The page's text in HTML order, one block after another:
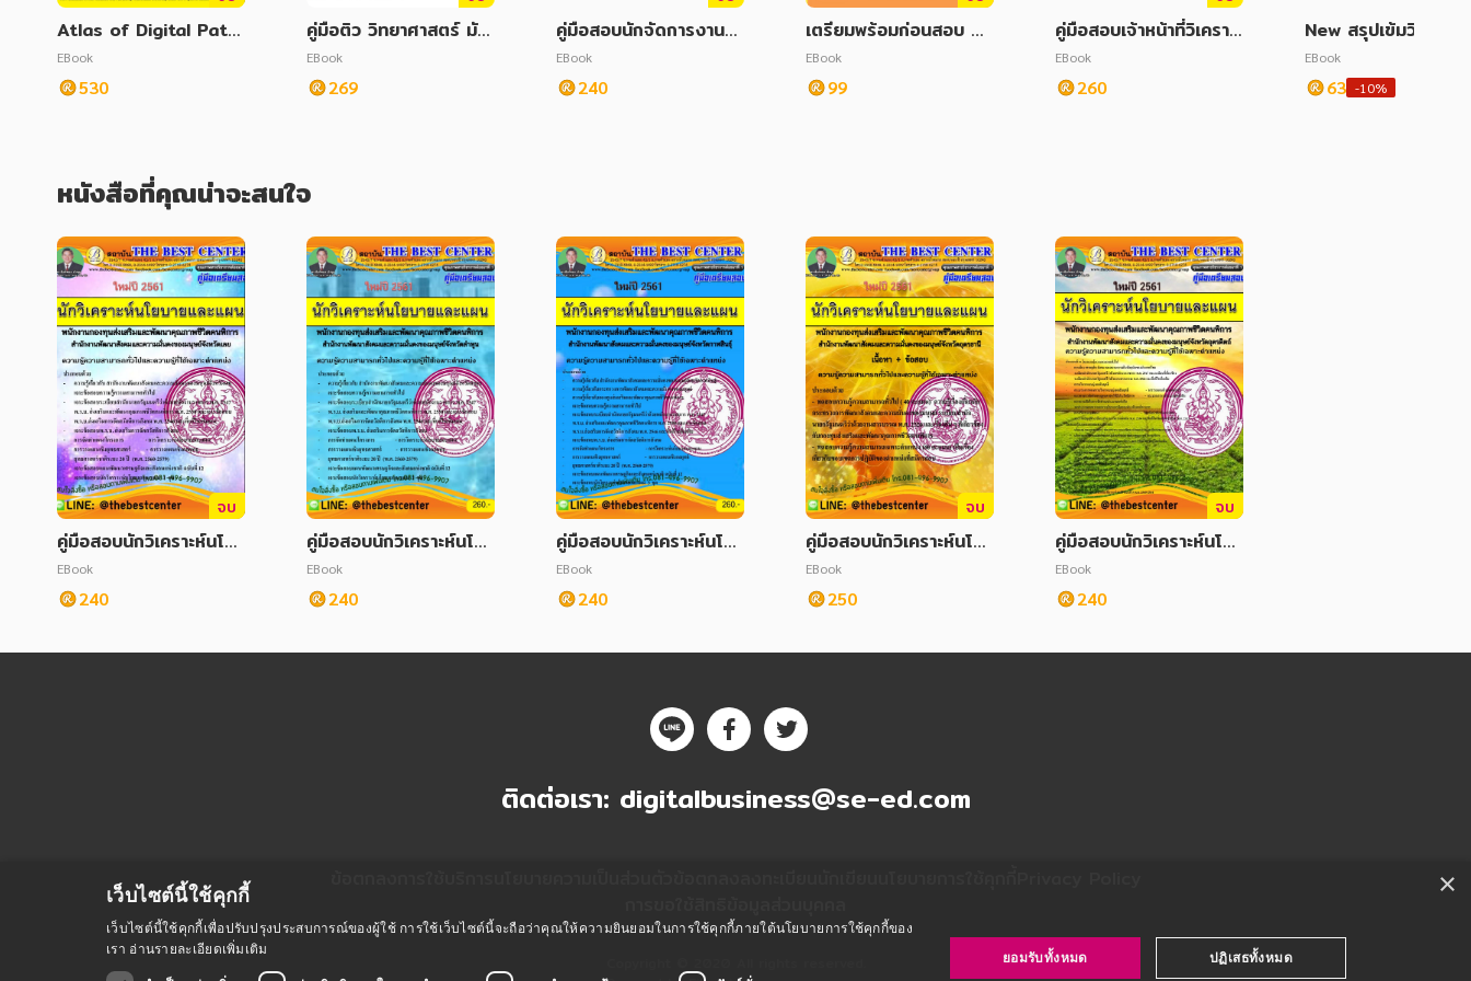
Atlas of Digital Path
ology for health sci
ence students
EBook
530
คู่มือติว วิทยาศาสตร์ มัธ
ยมต้น ฉบับสมบูรณ์
EBook
269
คู่มือสอบนักจัดการงานทั่
วไป สถาบันสุขภาพเด็กแ
ห่งชาติมหาราชินี
EBook
240
เตรียมพร้อมก่อนสอบ ตะ
ลุยโจทย์ O-NET ภาษาอั
งกฤษ ป.6
EBook
99
คู่มือสอบเจ้าหน้าที่วิเคราะ
ห์นโยบายและแผน สำนัก
งานการปฏิรูปที่ดินเพื่อเก
ษตรกรรม ปี 68
EBook
260
New สรุปเข้มวิทยาศ
ร์ ป.6
EBook
63 -10%
หนังสือที่คุณน่าจะสนใจ
จบ
คู่มือสอบนักวิเคราะห์นโย
บายและแผน สนง.พัฒนา
สังคมและความมั่นคงของ
มนุษย์ จ.เลย
EBook
240
คู่มือสอบนักวิเคราะห์นโย
บายและแผน สนง.พัฒนา
สังคมและความมั่นคงของ
มนุษย์ จ.ลำพูน
EBook
240
คู่มือสอบนักวิเคราะห์นโย
บายและแผน สนง.พัฒนา
สังคมและความมั่นคงของ
มนุษย์ จ.กาฬสินธุ์
EBook
240
จบ
คู่มือสอบนักวิเคราะห์นโย
บายและแผน สนง.พัฒนา
สังคมและความมั่นคงของ
มนุษย์ จ.อุดรธานี
EBook
250
จบ
คู่มือสอบนักวิเคราะห์นโย
บายและแผน สนง.พัฒนา
สังคมและความมั่นคงของ
มนุษย์ จ.อุตรดิตถ์
EBook
240
ติดต่อเรา: digitalbusiness@se-ed.com
×
เว็บไซต์นี้ใช้คุกกี้
เว็บไซต์นี้ใช้คุกกี้เพื่อปรับปรุงประสบการณ์ของผู้ใช้ การใช้เว็บไซต์นี้จะถือว่าคุณให้ความยินยอมในการใช้คุกกี้ภายใต้นโยบายการใช้คุกกี้ของ
เรา อ่านรายละเอียดเพิ่มเติม
ยอมรับทั้งหมด ปฏิเสธทั้งหมด